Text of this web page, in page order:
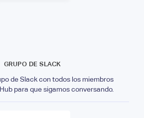
GRUPO DE SLACK
de Slack con todos los miembros
para que sigamos conversando.